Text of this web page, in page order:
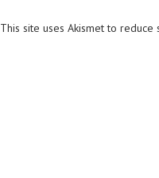
This site uses Akismet to reduce